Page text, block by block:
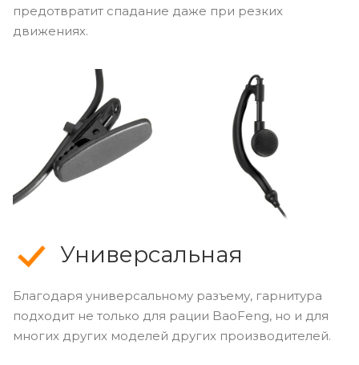
предотвратит спадание даже при резких
движениях.
Универсальная
Благодаря универсальному разъему, гарнитура
подходит не только для рации BaoFeng, но и для
многих других моделей других производителей.